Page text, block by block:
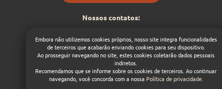
Nossos contatos:
contato@arok.com.br
Dá um like nas nossasredes sociais:
Embora não utilizemos cookies próprios, nosso site integra funcionalidades
de terceiros que acabarão enviando cookies para seu dispositivo.
Ao prosseguir navegando no site, estes cookies coletarão dados pessoais
indiretos.
Recomendamos que se informe sobre os cookies de terceiros. Ao continuar
navegando, você concorda com a nossa Política de privacidade.